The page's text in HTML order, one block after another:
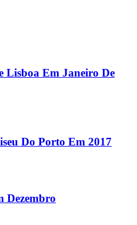
Lisboa Em Janeiro De
Do Porto Em 2017
Dezembro